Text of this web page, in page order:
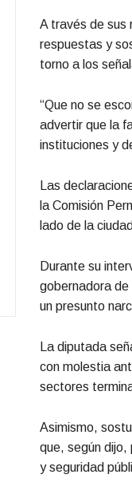
A través de sus
respuestas y
torno a los
“Que no se
advertir que la
instituciones y
Las
la Comisión
lado de la
Durante su
gobernadora
un presunto
La diputada
con molestia
sectores
Asimismo,
que, según dijo,
y seguridad